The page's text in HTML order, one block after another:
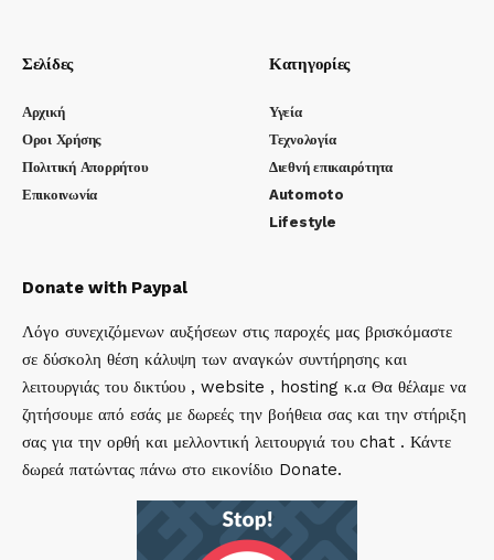
Σελίδες
Αρχική
Οροι Χρήσης
Πολιτική Απορρήτου
Επικοινωνία
Κατηγορίες
Υγεία
Τεχνολογία
Διεθνή επικαιρότητα
Automoto
Lifestyle
Donate with Paypal
Λόγο συνεχιζόμενων αυξήσεων στις παροχές μας βρισκόμαστε
σε δύσκολη θέση κάλυψη των αναγκών συντήρησης και
λειτουργιάς του δικτύου , website , hosting κ.α Θα θέλαμε να
ζητήσουμε από εσάς με δωρεές την βοήθεια σας και την στήριξη
σας για την ορθή και μελλοντική λειτουργιά του chat . Κάντε
δωρεά πατώντας πάνω στο εικονίδιο Donate.